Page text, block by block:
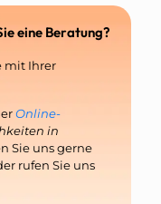
eine Beratung?
mit Ihrer
Online-
in
Sie uns gerne
rufen Sie uns